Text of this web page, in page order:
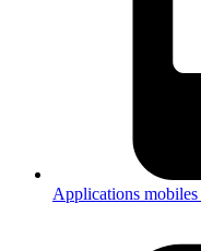
Applications mobiles